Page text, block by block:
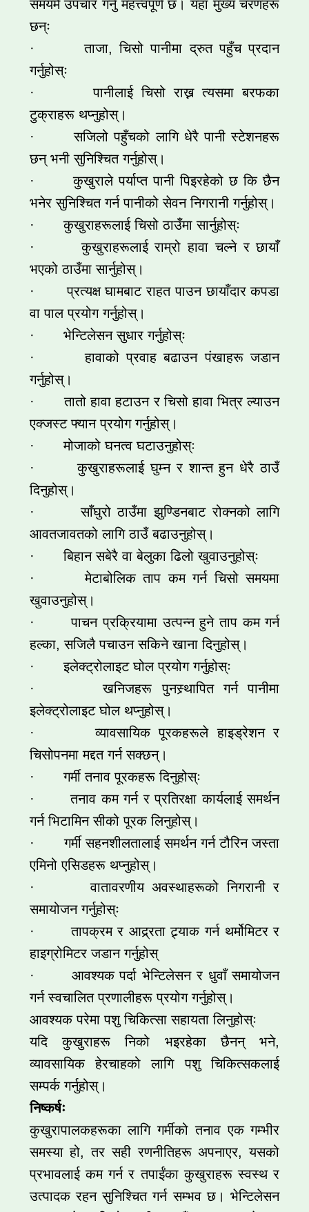
समयमै उपचार गर्नु महत्त्वपूर्ण छ। यहाँ मुख्य चरणहरू
छन्ः
· ताजा, चिसो पानीमा द्रुत पहुँच प्रदान
गर्नुहोस्ः
· पानीलाई चिसो राख्न त्यसमा बरफका
टुक्राहरू थप्नुहोस्।
· सजिलो पहुँचको लागि धेरै पानी स्टेशनहरू
छन् भनी सुनिश्चित गर्नुहोस्।
· कुखुराले पर्याप्त पानी पिइरहेको छ कि छैन
भनेर सुनिश्चित गर्न पानीको सेवन निगरानी गर्नुहोस्।
· कुखुराहरूलाई चिसो ठाउँमा सार्नुहोस्ः
· कुखुराहरूलाई राम्रो हावा चल्ने र छायाँ
भएको ठाउँमा सार्नुहोस्।
· प्रत्यक्ष घामबाट राहत पाउन छायाँदार कपडा
वा पाल प्रयोग गर्नुहोस्।
· भेन्टिलेसन सुधार गर्नुहोस्ः
· हावाको प्रवाह बढाउन पंखाहरू जडान
गर्नुहोस्।
· तातो हावा हटाउन र चिसो हावा भित्र ल्याउन
एक्जस्ट फ्यान प्रयोग गर्नुहोस्।
· मोजाको घनत्व घटाउनुहोस्ः
· कुखुराहरूलाई घुम्न र शान्त हुन धेरै ठाउँ
दिनुहोस्।
· साँघुरो ठाउँमा झुण्डिनबाट रोक्नको लागि
आवतजावतको लागि ठाउँ बढाउनुहोस्।
· बिहान सबेरै वा बेलुका ढिलो खुवाउनुहोस्ः
· मेटाबोलिक ताप कम गर्न चिसो समयमा
खुवाउनुहोस्।
· पाचन प्रक्रियामा उत्पन्न हुने ताप कम गर्न
हल्का, सजिलै पचाउन सकिने खाना दिनुहोस्।
· इलेक्ट्रोलाइट घोल प्रयोग गर्नुहोस्ः
· खनिजहरू पुनस्र्थापित गर्न पानीमा
इलेक्ट्रोलाइट घोल थप्नुहोस्।
· व्यावसायिक पूरकहरूले हाइड्रेशन र
चिसोपनमा मद्दत गर्न सक्छन्।
· गर्मी तनाव पूरकहरू दिनुहोस्ः
· तनाव कम गर्न र प्रतिरक्षा कार्यलाई समर्थन
गर्न भिटामिन सीको पूरक लिनुहोस्।
· गर्मी सहनशीलतालाई समर्थन गर्न टौरिन जस्ता
एमिनो एसिडहरू थप्नुहोस्।
· वातावरणीय अवस्थाहरूको निगरानी र
समायोजन गर्नुहोस्ः
· तापक्रम र आद्र्रता ट्र्याक गर्न थर्मोमिटर र
हाइग्रोमिटर जडान गर्नुहोस्
· आवश्यक पर्दा भेन्टिलेसन र धुवाँ समायोजन
गर्न स्वचालित प्रणालीहरू प्रयोग गर्नुहोस्।
आवश्यक परेमा पशु चिकित्सा सहायता लिनुहोस्ः
यदि कुखुराहरू निको भइरहेका छैनन् भने,
व्यावसायिक हेरचाहको लागि पशु चिकित्सकलाई
सम्पर्क गर्नुहोस्।
निष्कर्षः
कुखुरापालकहरूका लागि गर्मीको तनाव एक गम्भीर
समस्या हो, तर सही रणनीतिहरू अपनाएर, यसको
प्रभावलाई कम गर्न र तपाईंका कुखुराहरू स्वस्थ र
उत्पादक रहन सुनिश्चित गर्न सम्भव छ। भेन्टिलेसन